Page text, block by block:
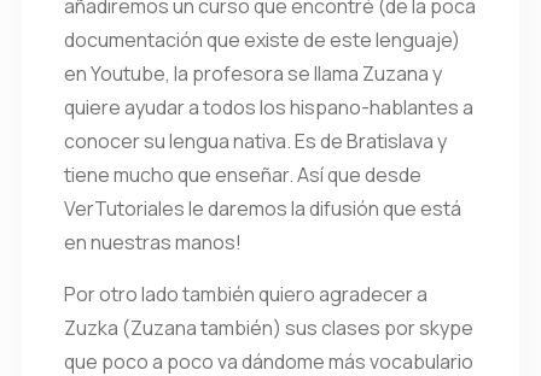
añadiremos un curso que encontré (de la poca
documentación que existe de este lenguaje)
en Youtube, la profesora se llama Zuzana y
quiere ayudar a todos los hispano-hablantes a
conocer su lengua nativa. Es de Bratislava y
tiene mucho que enseñar. Así que desde
VerTutoriales le daremos la difusión que está
en nuestras manos!
Por otro lado también quiero agradecer a
Zuzka (Zuzana también) sus clases por skype
que poco a poco va dándome más vocabulario